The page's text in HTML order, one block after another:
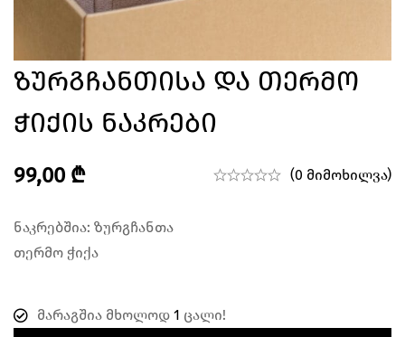
Ზურგჩანთისა Და Თერმო
Ჭიქის Ნაკრები
99,00 ₾ (0 მიმოხილვა)
ნაკრებშია: ზურგჩანთა
თერმო ჭიქა
მარაგშია მხოლოდ 1 ცალი!